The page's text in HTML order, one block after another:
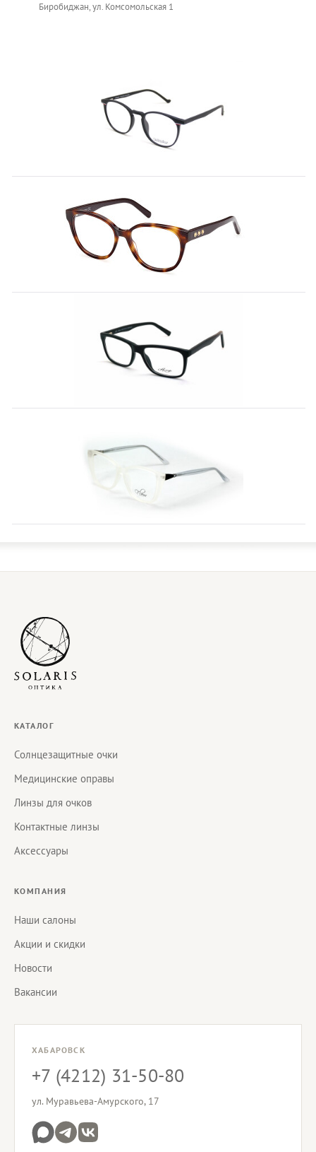
Биробиджан, ул. Комсомольская 1
КАТАЛОГ
Солнцезащитные очки
Медицинские оправы
Линзы для очков
Контактные линзы
Аксессуары
КОМПАНИЯ
Наши салоны
Акции и скидки
Новости
Вакансии
ХАБАРОВСК
+7 (4212) 31-50-80
ул. Муравьева-Амурского, 17